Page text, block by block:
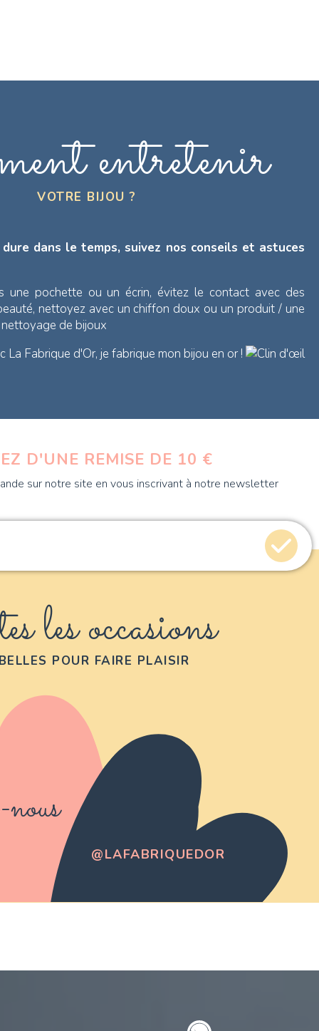
entretenir
VOTRE BIJOU ?
dans le temps, suivez nos conseils et astuces
une pochette ou un écrin, évitez le contact avec des
nettoyez avec un chiffon doux ou un produit / une
de bijoux
La Fabrique d'Or, je fabrique mon bijou en or !
D'UNE REMISE DE 10 €
sur notre site en vous inscrivant à notre newsletter
les occasions
POUR FAIRE PLAISIR
@LAFABRIQUEDOR